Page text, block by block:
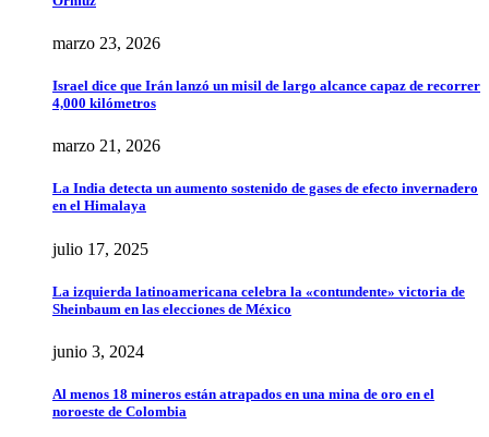
marzo 23, 2026
Israel dice que Irán lanzó un misil de largo alcance capaz de recorrer
4,000 kilómetros
marzo 21, 2026
La India detecta un aumento sostenido de gases de efecto invernadero
en el Himalaya
julio 17, 2025
La izquierda latinoamericana celebra la «contundente» victoria de
Sheinbaum en las elecciones de México
junio 3, 2024
Al menos 18 mineros están atrapados en una mina de oro en el
noroeste de Colombia